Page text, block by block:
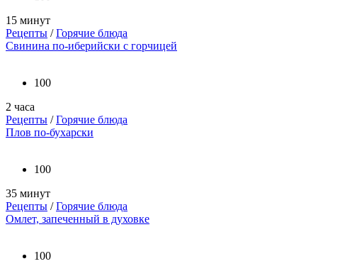
15 минут
Рецепты /Горячие блюда
Свинина по-иберийски с горчицей
100
2 часа
Рецепты /Горячие блюда
Плов по-бухарски
100
35 минут
Рецепты /Горячие блюда
Омлет, запеченный в духовке
100